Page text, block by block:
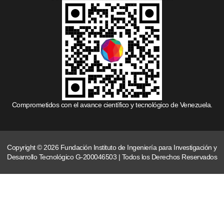
Comprometidos con el avance científico y tecnológico de Venezuela.
Copyright © 2026 Fundación Instituto de Ingeniería para Investigación y
Desarrollo Tecnológico G-200046503 | Todos los Derechos Reservados